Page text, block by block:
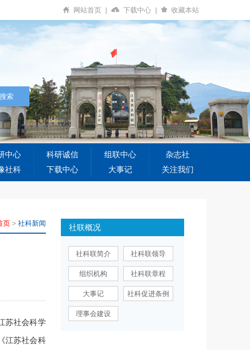
网站首页 | 下载中心 | 收藏本站
中心 科研诚信 组联中心
杂志社
社科 下载中心 大事记 关注我们
页> 社科新闻
苏社会科学
江苏社会科
社联概况
社科联简介 社科联领导
组织机构 社科联章程
大事记 社科促进条例
理事会建设